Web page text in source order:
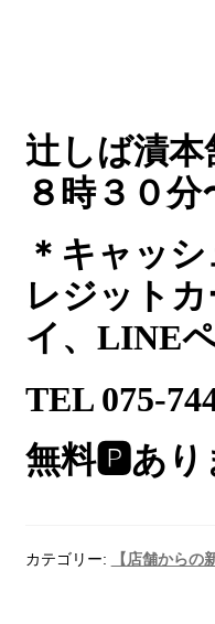
辻しば漬
８時３０
＊キャッ
レジット
イ、LINE
TEL 075-
無料🅿︎あり
カテゴリー: 【店舗からの